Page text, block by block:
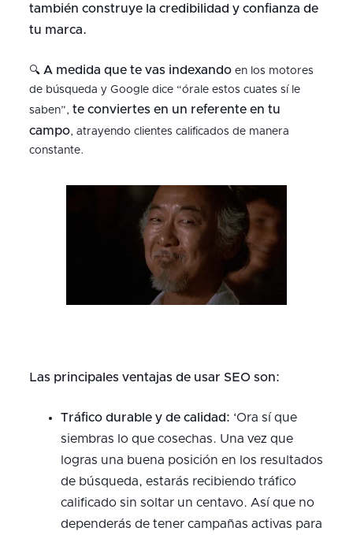
también construye la credibilidad y confianza de
tu marca.
🔍 A medida que te vas indexandoen los motores
de búsqueda y Google dice “órale estos cuates sí le
saben”, te conviertes en un referente en tu
campo, atrayendo clientes calificados de manera
constante.
Las principales ventajas de usar SEO son:
Tráfico durable y de calidad: ‘Ora sí que
siembras lo que cosechas. Una vez que
logras una buena posición en los resultados
de búsqueda, estarás recibiendo tráfico
calificado sin soltar un centavo. Así que no
dependerás de tener campañas activas para